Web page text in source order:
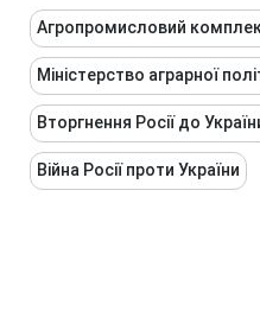
Агропромисловий
Міністерство аграрної
Вторгнення Росії до
Війна Росії проти України